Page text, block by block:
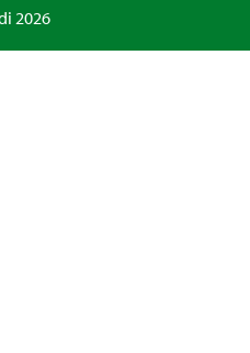
2026